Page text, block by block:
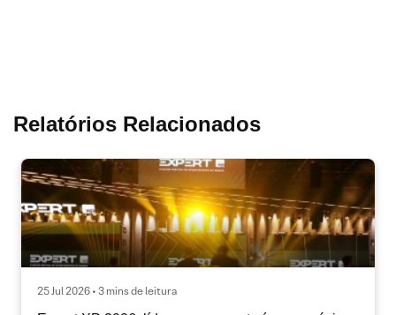
Relatórios Relacionados
25 Jul 2026 • 3 mins de leitura